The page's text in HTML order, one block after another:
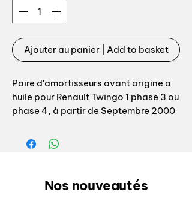
Ajouter au panier | Add to basket
Paire d'amortisseurs avant origine a
huile pour Renault Twingo 1 phase 3 ou
phase 4, à partir de Septembre 2000
Références origine:
/ 8200103587 / 8200934062
Nos nouveautés